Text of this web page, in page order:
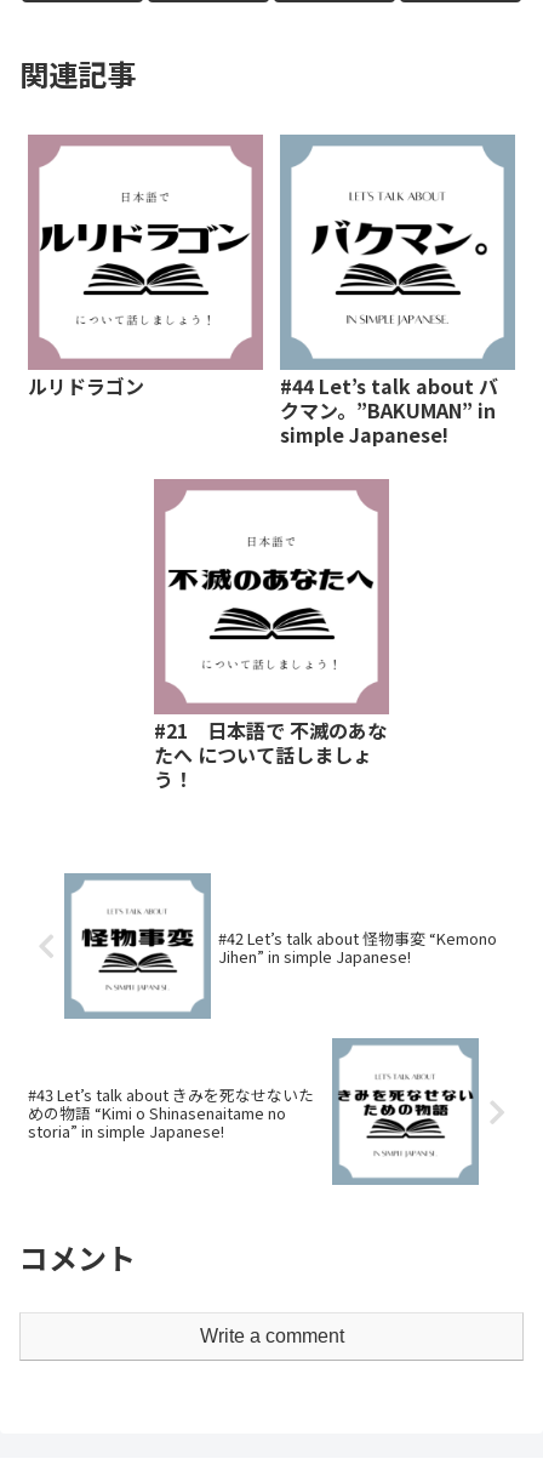
関連記事
ルリドラゴン
#44 Let’s talk about バ
クマン。”BAKUMAN” in
simple Japanese!
#21 日本語で 不滅のあな
たへ について話しましょ
う！
#42 Let’s talk about 怪物事変 “Kemono
Jihen” in simple Japanese!
#43 Let’s talk about きみを死なせないた
めの物語 “Kimi o Shinasenaitame no
storia” in simple Japanese!
コメント
Write a comment